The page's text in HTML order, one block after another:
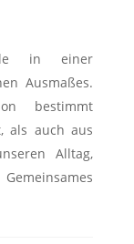
in einer
Ausmaßes.
bestimmt
als auch aus
Alltag,